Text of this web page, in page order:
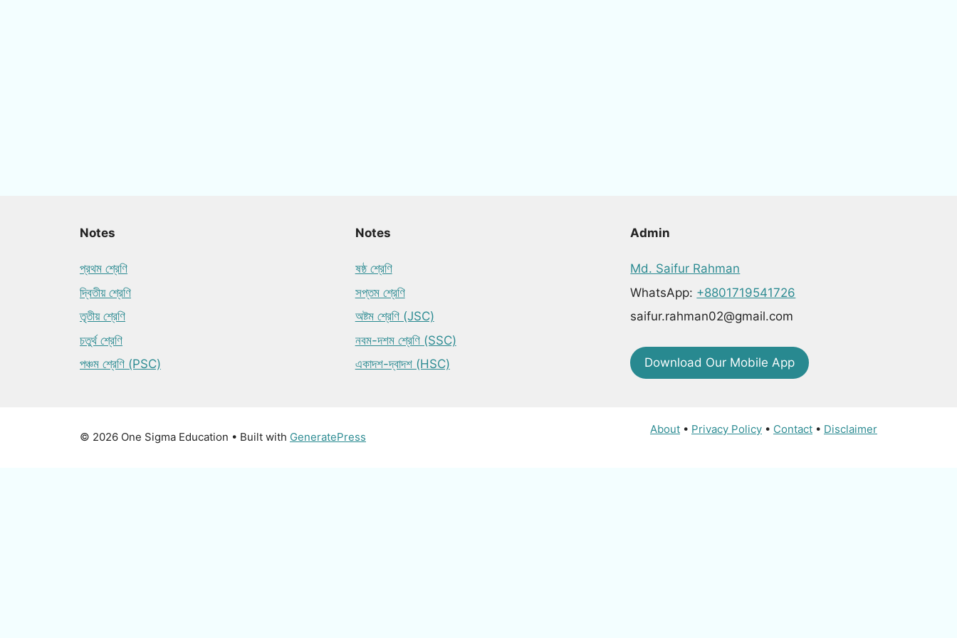
Notes
প্রথম শ্রেণি
দ্বিতীয় শ্রেণি
তৃতীয় শ্রেণি
চতুর্থ শ্রেণি
পঞ্চম শ্রেণি (PSC)
Notes
ষষ্ঠ শ্রেণি
সপ্তম শ্রেণি
অষ্টম শ্রেণি (JSC)
নবম-দশম শ্রেণি (SSC)
একাদশ-দ্বাদশ (HSC)
Admin
Md. Saifur Rahman
WhatsApp: +8801719541726
saifur.rahman02@gmail.com
Download Our Mobile App
About • Privacy Policy • Contact • Disclaimer
© 2026 One Sigma Education • Built with GeneratePress